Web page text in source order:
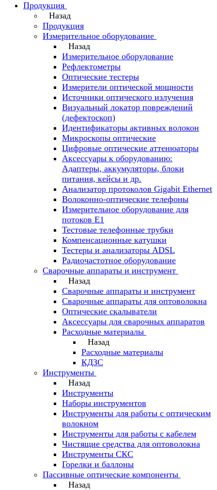
Продукция
Назад
Продукция
Измерительное оборудование
Назад
Измерительное оборудование
Рефлектометры
Оптические тестеры
Измерители оптической мощности
Источники оптического излучения
Визуальный локатор повреждений
(дефектоскоп)
Идентификаторы активных волокон
Микроскопы оптические
Цифровые оптические аттенюаторы
Аксессуары к оборудованию:
Адаптеры, аккумуляторы, блоки
питания, кейсы и др.
Анализатор протоколов Gigabit Ethernet
Волоконно-оптические телефоны
Измерительное оборудование для
потоков Е1
Тестовые телефонные трубки
Компенсационные катушки
Тестеры и анализаторы ADSL
Радиочастотное оборудование
Сварочные аппараты и инструмент
Назад
Сварочные аппараты и инструмент
Сварочные аппараты для оптоволокна
Оптические скалыватели
Аксессуары для сварочных аппаратов
Расходные материалы
Назад
Расходные материалы
КДЗС
Инструменты
Назад
Инструменты
Наборы инструментов
Инструменты для работы с оптическим
волокном
Инструменты для работы с кабелем
Чистящие средства для оптоволокна
Инструменты СКС
Горелки и баллоны
Пассивные оптические компоненты
Назад